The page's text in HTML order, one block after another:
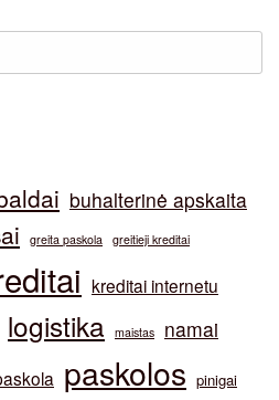
buhalterinė apskaita
greita paskola greitieji kreditai
kreditai internetu
logistika maistas
namai
paskolos pinigai